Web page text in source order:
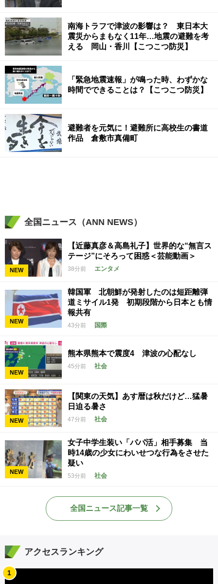
南海トラフで津波の影響は？ 東日本大
震災からまもなく11年…地震の避難を考
える 岡山・香川【こつこつ防災】
「緊急地震速報」が鳴った時、わずかな
時間でできることは？【こつこつ防災】
避難者を元気に！避難所に高校生の書道
作品 倉敷市真備町
全国ニュース（ANN NEWS）
NEW
【近藤真彦＆高島礼子】世界的な“無言ス
テージ”にそろって困惑＜芸能動画＞
38分前 エンタメ
NEW
韓国軍 北朝鮮が発射したのは短距離弾
道ミサイル1発 初期段階から日本とも情
報共有
43分前 国際
NEW
熊本県熊本で震度4 津波の心配なし
45分前 社会
NEW
【関東の天気】あす暦は秋だけど…猛暑
日迫る暑さ
47分前 社会
NEW
女子中学生装い「パパ活」相手募集 当
時14歳の少女にわいせつな行為をさせた
疑い
53分前 社会
全国ニュース記事一覧
アクセスランキング
1